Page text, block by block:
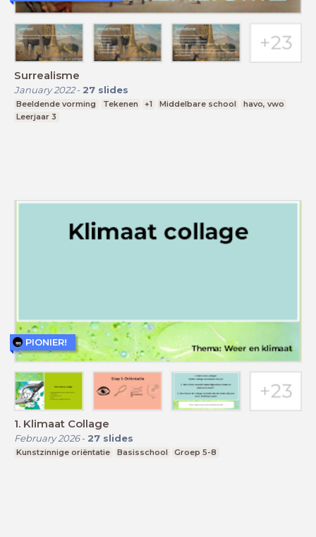
Surrealisme
January 2022- 27 slides
Beeldende vorming Tekenen +1 Middelbare school
havo, vwo
Leerjaar 3
1. Klimaat Collage
February 2026- 27 slides
Kunstzinnige oriëntatie Basisschool Groep 5-8
PIONIER!